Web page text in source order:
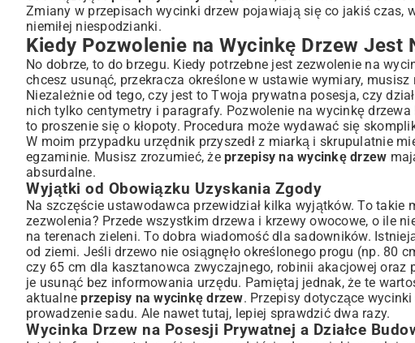
Gatunki Chronione a Proces Wycinki
Procedura Uzyskiwania Pozwolenia Krok po Kroku
Wymagane Dokumenty i Opłaty Urzędowe
Gdzie Złożyć Wniosek o Pozwolenie na Wycinkę?
Konsekwencje Nielegalnej Wycinki Drzew
Wysokość Kar i Zasady Ich Naliczania
Wycinka Drzew a Przepisy Dotyczące Budowy Bez Pozwolenia
Podsumowanie: Świadoma Wycinka Drzew w Zgodzie z Prawem
Zmiany w przepisach wycinki drzew pojawiają się co jakiś czas,
niemiłej niespodzianki.
Kiedy Pozwolenie na Wycinkę Drzew Jest
No dobrze, to do brzegu. Kiedy potrzebne jest zezwolenie na
chcesz usunąć, przekracza określone w ustawie wymiary,
Niezależnie od tego, czy jest to Twoja prywatna posesja, czy
nich tylko centymetry i paragrafy. Pozwolenie na wycinkę
to proszenie się o kłopoty. Procedura może wydawać się
W moim przypadku urzędnik przyszedł z miarką i skrupulatnie
egzaminie. Musisz zrozumieć, że przepisy na wycinkę drzew
absurdalne.
Wyjątki od Obowiązku Uzyskania Zgody
Na szczęście ustawodawca przewidział kilka wyjątków. To takie
zezwolenia? Przede wszystkim drzewa i krzewy owocowe, o ile
na terenach zieleni. To dobra wiadomość dla sadowników.
od ziemi. Jeśli drzewo nie osiągnęło określonego progu (np. 80
czy 65 cm dla kasztanowca zwyczajnego, robinii akacjowej
je usunąć bez informowania urzędu. Pamiętaj jednak, że te
aktualneprzepisy na wycinkę drzew. Przepisy dotyczące
prowadzenie sadu. Ale nawet tutaj, lepiej sprawdzić dwa razy.
Wycinka Drzew na Posesji Prywatnej a Działce